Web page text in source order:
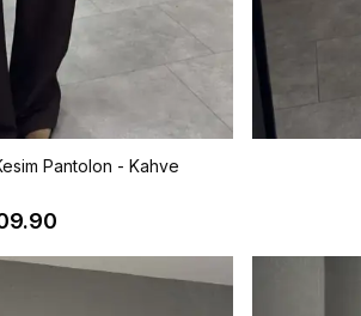
Pantolon - Kahve